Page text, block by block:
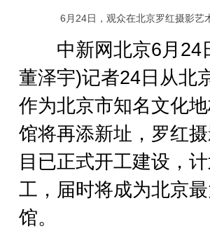
6月24日，观众在北京罗红摄影艺
中新网北京6月24
董泽宇)记者24日从北
作为北京市知名文化
馆将再添新址，罗红
目已正式开工建设，
工，届时将成为北京
馆。